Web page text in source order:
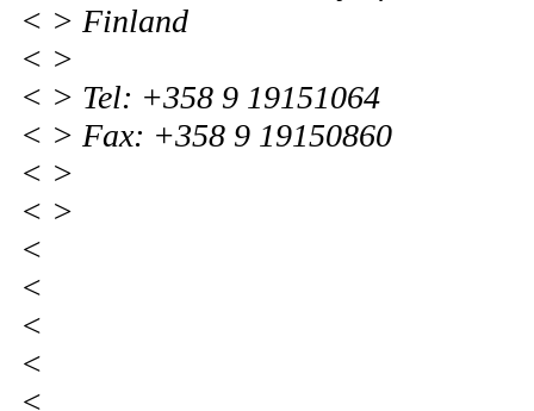
< > Finland
< >
< > Tel: +358 9 19151064
< > Fax: +358 9 19150860
< >
< >
<
<
<
<
<